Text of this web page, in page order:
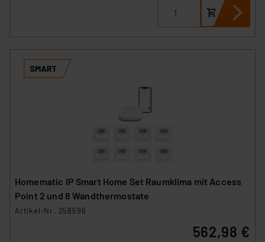
Homematic IP Smart Home Set Raumklima mit Access
Point 2 und 8 Wandthermostate
Artikel-Nr. 258596
562,98 €